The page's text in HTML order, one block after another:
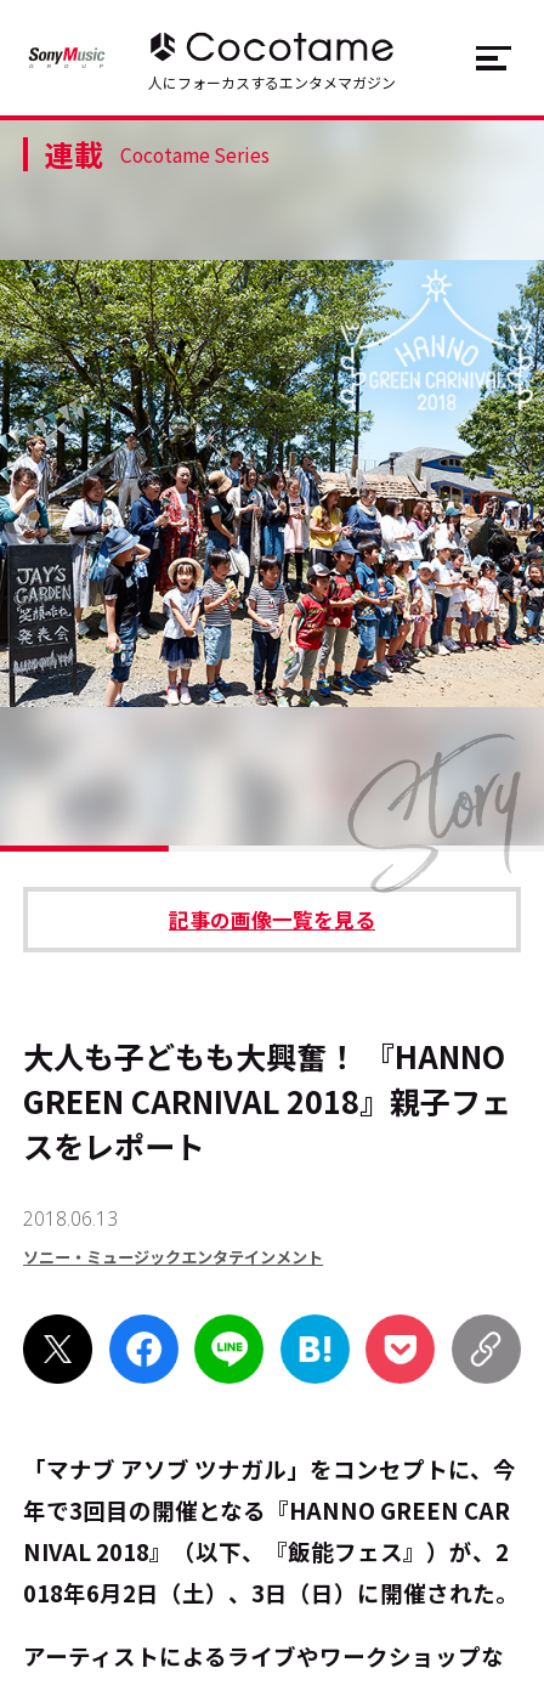
トップ Top
連載一覧 Series
Cocotameとは About
#エンタメ業界のちょっといい話
#サステナブルな取り組み #スタッフが語る
運営会社 プライバシーポリシー
本サイトご利用にあたって Cookie Settings
JP EN
人にフォーカスするエンタメマガジン
連載 Cocotame Series
記事の画像一覧を見る
大人も子どもも大興奮！ 『HANNO
GREEN CARNIVAL 2018』親子フェ
スをレポート
2018.06.13
ソニー・ミュージックエンタテインメント
「マナブ アソブ ツナガル」をコンセプトに、今
年で3回目の開催となる『HANNO GREEN CAR
NIVAL 2018』（以下、『飯能フェス』）が、2
018年6月2日（土）、3日（日）に開催された。
アーティストによるライブやワークショップな